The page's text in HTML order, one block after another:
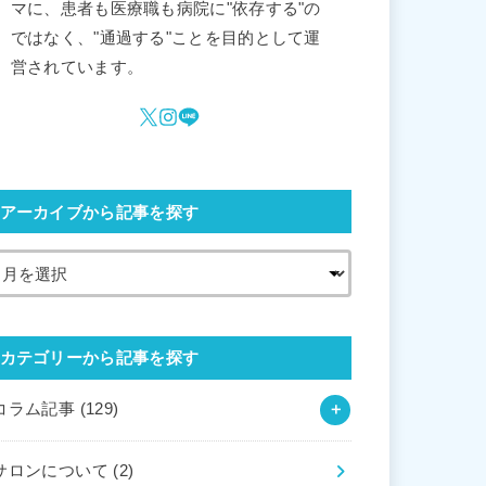
マに、患者も医療職も病院に"依存する"の
ではなく、"通過する"ことを目的として運
営されています。
アーカイブから記事を探す
カテゴリーから記事を探す
ラム記事 (129)
ロンについて (2)